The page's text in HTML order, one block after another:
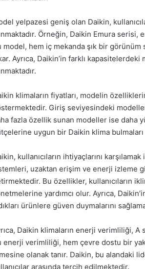
yelpazesi geniş olan Daikin,
Örneğin, Daikin Emura
model, hem iç mekanda şık bir görünüm
Ayrıca, Daikin’in farklı
klimaların fiyatları, modelin
Giriş seviyesindeki
fazla özellik sunan modeller ise daha
uygun bir Daikin klima
kullanıcıların ihtiyaçlarını
uzaktan erişim ve enerji izleme
Bu özellikler, kullanıcıların
yardımcı olur. Ayrıca,
ürünlere güven duymalarını
Daikin klimaların enerji verimliliği,
enerji verimliliği, hem çevre dostu bir
olanak tanır. Daikin, bu alandaki
arasında tercih edilmektedir.